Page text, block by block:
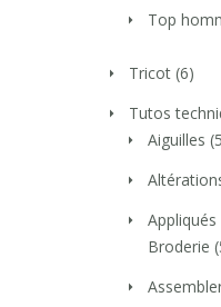
Top
Tricot (6)
Tutos
Aiguilles
Broderie